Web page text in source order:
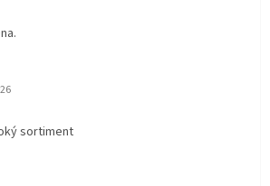
obchodu je 5 z 5 hvězdiček.
sortiment